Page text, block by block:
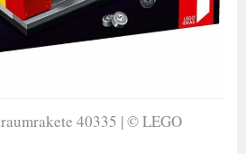
40335 | © LEGO